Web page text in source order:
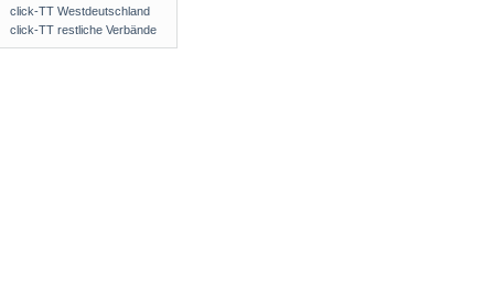
click-TT Westdeutschland
click-TT restliche Verbände